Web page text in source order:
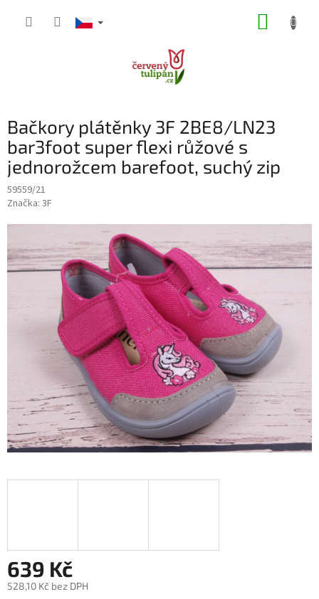
Bačkory plátěnky 3F 2BE8/LN23
bar3foot super flexi růžové s
jednorožcem barefoot, suchý zip
59559/21
Značka: 3F
639 Kč
528,10 Kč bez DPH